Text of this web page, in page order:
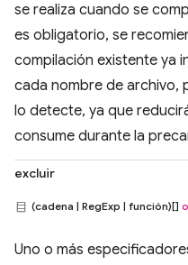
se realiza cuando se
es obligatorio, se
compilación existente ya
cada nombre de archivo,
lo detecte, ya que
consume durante la
excluir
(cadena | RegExp | función)[]
Uno o más